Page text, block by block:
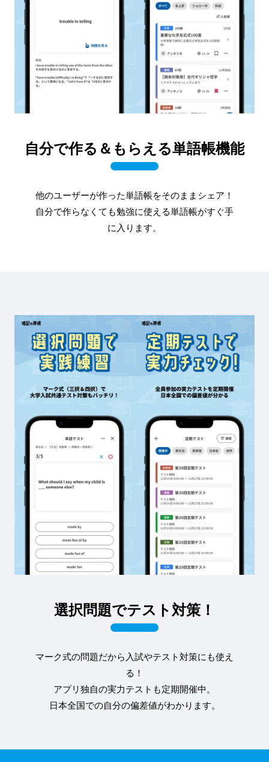
自分で作る＆もらえる単語帳機能
他のユーザーが作った単語帳をそのままシェア！
自分で作らなくても勉強に使える単語帳がすぐ手
に入ります。
選択問題でテスト対策！
マーク式の問題だから入試やテスト対策にも使え
る！
アプリ独自の実力テストも定期開催中。
日本全国での自分の偏差値がわかります。